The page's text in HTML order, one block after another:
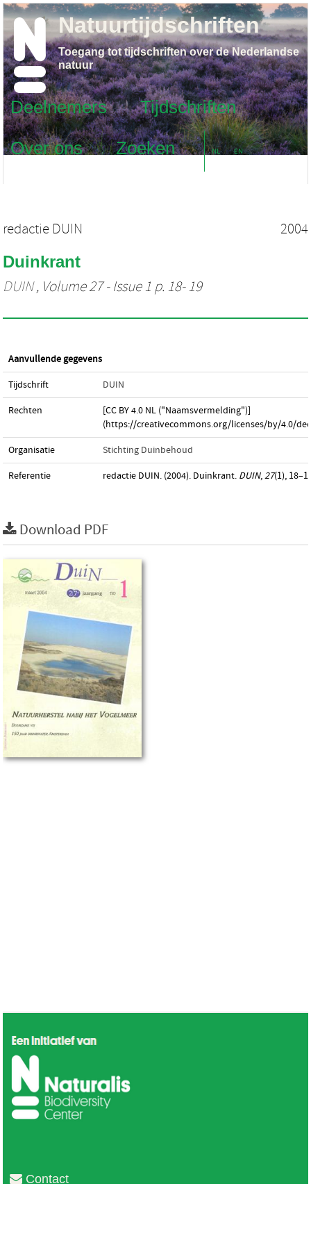
Deelnemers
Tijdschriften
Over ons
Zoeken NL EN
Natuurtijdschriften
Toegang tot tijdschriften over de Nederlandse
natuur
redactie DUIN 2004
Duinkrant
DUIN, Volume 27 - Issue 1 p. 18- 19
Aanvullende gegevens
Tijdschrift DUIN
Rechten
[CC BY 4.0 NL ("Naamsvermelding")]
(https://creativecommons.org/licenses/by/4.0/
Organisatie Stichting Duinbehoud
Referentie redactie DUIN. (2004). Duinkrant. DUIN,27(1),
Download PDF
Contact